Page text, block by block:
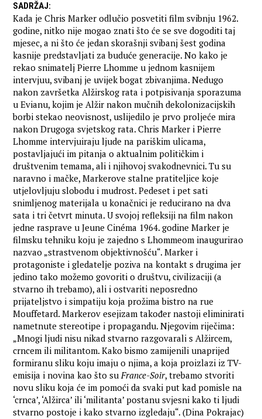
SADRŽAJ:
Kada je Chris Marker odlučio posvetiti film svibnju 1962.
godine, nitko nije mogao znati što će se sve dogoditi taj
mjesec, a ni što će jedan skorašnji svibanj šest godina
kasnije predstavljati za buduće generacije. No kako je
rekao snimatelj Pierre Lhomme u jednom kasnijem
intervjuu, svibanj je uvijek bogat zbivanjima. Nedugo
nakon završetka Alžirskog rata i potpisivanja sporazuma
u Evianu, kojim je Alžir nakon mučnih dekolonizacijskih
borbi stekao neovisnost, uslijedilo je prvo proljeće mira
nakon Drugoga svjetskog rata. Chris Marker i Pierre
Lhomme intervjuiraju ljude na pariškim ulicama,
postavljajući im pitanja o aktualnim političkim i
društvenim temama, ali i njihovoj svakodnevnici. Tu su
naravno i mačke, Markerove stalne pratiteljice koje
utjelovljuju slobodu i mudrost. Pedeset i pet sati
snimljenog materijala u konačnici je reducirano na dva
sata i tri četvrt minuta. U svojoj refleksiji na film nakon
jedne rasprave u Jeune Cinéma 1964. godine Marker je
filmsku tehniku koju je zajedno s Lhommeom inaugurirao
nazvao „strastvenom objektivnošću“. Marker i
protagoniste i gledatelje poziva na kontakt s drugima jer
jedino tako možemo govoriti o društvu, civilizaciji (a
stvarno ih trebamo), ali i ostvariti neposredno
prijateljstvo i simpatiju koja prožima bistro na rue
Mouffetard. Markerov esejizam također nastoji eliminirati
nametnute stereotipe i propagandu. Njegovim riječima:
„Mnogi ljudi nisu nikad stvarno razgovarali s Alžircem,
crncem ili militantom. Kako bismo zamijenili unaprijed
formiranu sliku koju imaju o njima, a koja proizlazi iz TV-
emisija i novina kao što suFrance-Soir, trebamo stvoriti
novu sliku koja će im pomoći da svaki put kad pomisle na
‘crnca’, ‘Alžirca’ ili ‘militanta’ postanu svjesni kako ti ljudi
stvarno postoje i kako stvarno izgledaju“. (Dina Pokrajac)